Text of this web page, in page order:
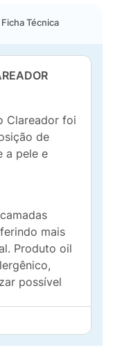
Ficha Técnica
Clareador foi
de
a pele e
mais
Produto oil
possível
uniforme e